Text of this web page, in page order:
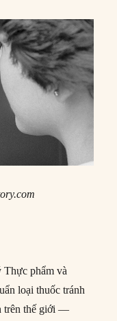
Thực phẩm và
loại thuốc tránh
trên thế giới —